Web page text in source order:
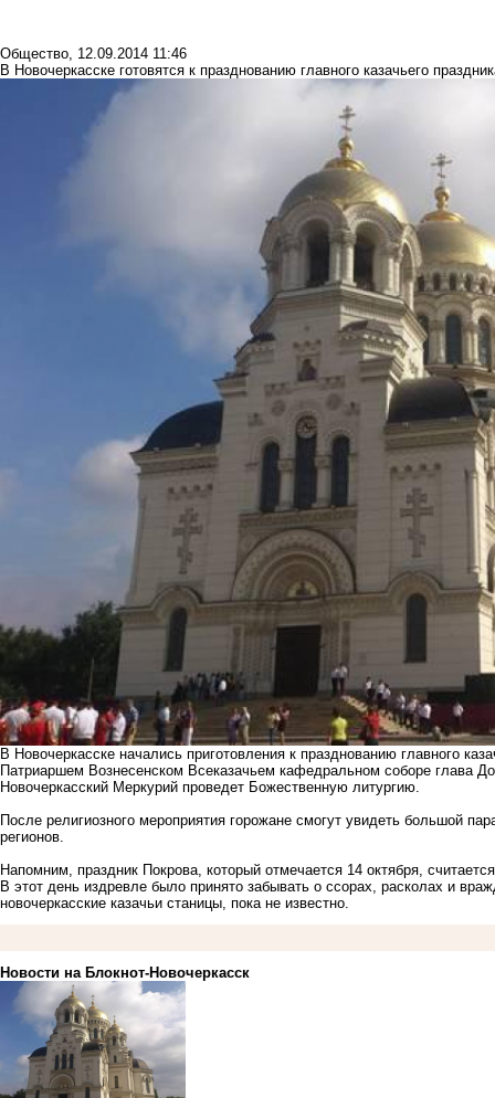
Общество, 12.09.2014 11:46
В Новочеркасске готовятся к празднованию главного казачьего
В Новочеркасске начались приготовления к празднованию главного
Патриаршем Вознесенском Всеказачьем кафедральном соборе глава
Новочеркасский Меркурий проведет Божественную литургию.
После религиозного мероприятия горожане смогут увидеть большой
регионов.
Напомним, праздник Покрова, который отмечается 14 октября,
В этот день издревле было принято забывать о ссорах, расколах и
новочеркасские казачьи станицы , пока не известно.
Новости на Блoкнoт-Новочеркасск